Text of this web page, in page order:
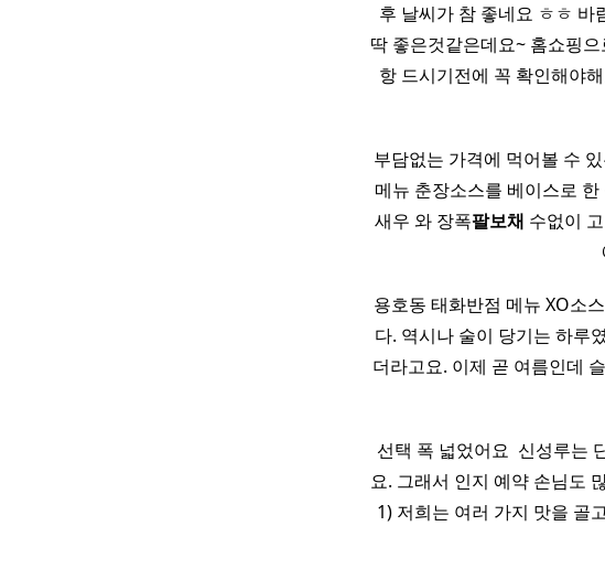
후 날씨가 참 좋네요 ㅎㅎ
딱 좋은것같은데요~ 홈쇼핑
항 드시기전에 꼭 확인해야
부담없는 가격에 먹어볼 수
메뉴 춘장소스를 베이스로 한
새우 와 장폭팔보채 수없이
용호동 태화반점 메뉴 XO소스
다. 역시나 술이 당기는 하루
더라고요. 이제 곧 여름인데
선택 폭 넓었어요 ​ 신성루는
요. 그래서 인지 예약 손님도
1) 저희는 여러 가지 맛을 골